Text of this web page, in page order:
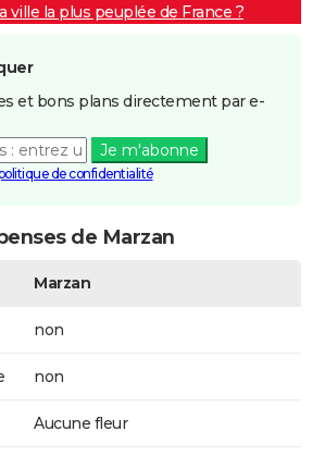
ville la plus peuplée de France ?
et bons plans directement par e-
Je m'abonne
de confidentialité
de Marzan
Marzan
non
non
Aucune fleur